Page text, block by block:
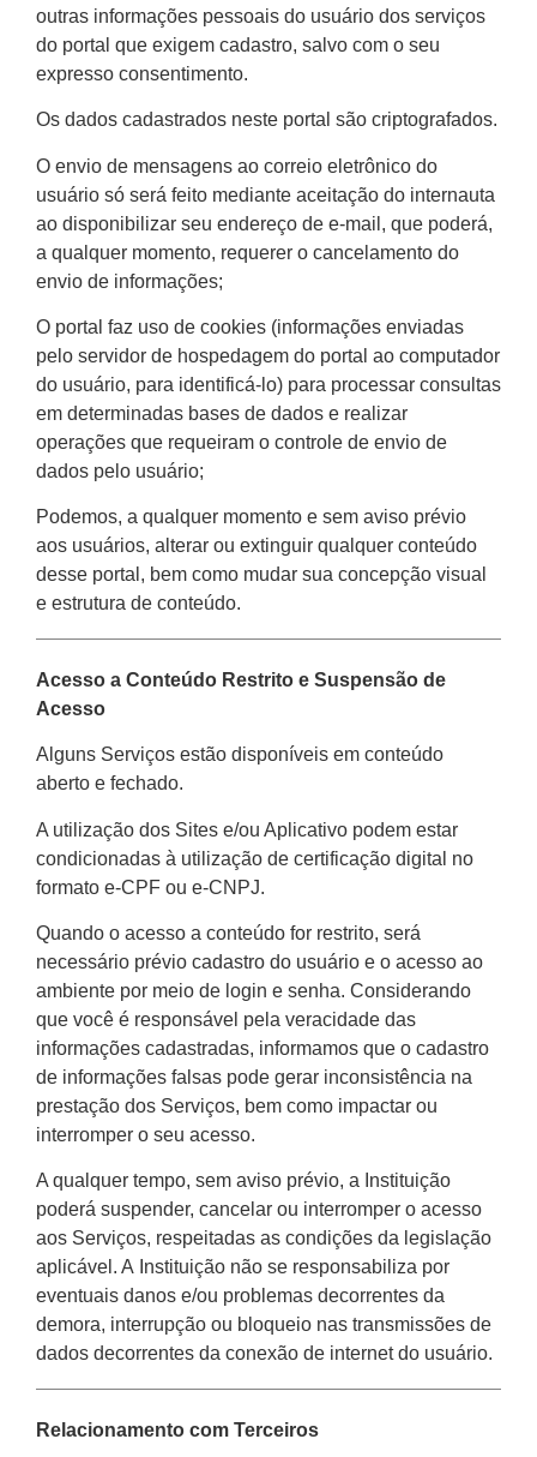
outras informações pessoais do usuário dos serviços
do portal que exigem cadastro, salvo com o seu
expresso consentimento.
Os dados cadastrados neste portal são criptografados.
O envio de mensagens ao correio eletrônico do
usuário só será feito mediante aceitação do internauta
ao disponibilizar seu endereço de e-mail, que poderá,
a qualquer momento, requerer o cancelamento do
envio de informações;
O portal faz uso de cookies (informações enviadas
pelo servidor de hospedagem do portal ao computador
do usuário, para identificá-lo) para processar consultas
em determinadas bases de dados e realizar
operações que requeiram o controle de envio de
dados pelo usuário;
Podemos, a qualquer momento e sem aviso prévio
aos usuários, alterar ou extinguir qualquer conteúdo
desse portal, bem como mudar sua concepção visual
e estrutura de conteúdo.
Acesso a Conteúdo Restrito e Suspensão de
Acesso​
Alguns Serviços estão disponíveis em conteúdo
aberto e fechado.
A utilização dos Sites e/ou Aplicativo podem estar
condicionadas à utilização de certificação digital no
formato e-CPF ou e-CNPJ.
Quando o acesso a conteúdo for restrito, será
necessário prévio cadastro do usuário e o acesso ao
ambiente por meio de login e senha. Considerando
que você é responsável pela veracidade das
informações cadastradas, informamos que o cadastro
de informações falsas pode gerar inconsistência na
prestação dos Serviços, bem como impactar ou
interromper o seu acesso.
A qualquer tempo, sem aviso prévio, a Instituição
poderá suspender, cancelar ou interromper o acesso
aos Serviços, respeitadas as condições da legislação
aplicável. A Instituição não se responsabiliza por
eventuais danos e/ou problemas decorrentes da
demora, interrupção ou bloqueio nas transmissões de
dados decorrentes da conexão de internet do usuário.
Relacionamento com Terceiros